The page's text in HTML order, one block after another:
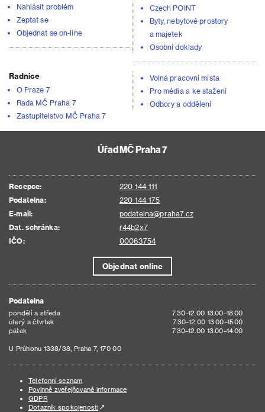
Nahlásit problém
Zeptat se
Objednat se on-line
Czech POINT
Byty, nebytové prostory
a majetek
Osobní doklady
Radnice
O Praze 7
Rada MČ Praha 7
Zastupitelstvo MČ Praha 7
Volná pracovní místa
Pro média a ke stažení
Odbory a oddělení
Úřad MČ Praha 7
Recepce:
220 144 111
Podatelna:
220 144 175
E-mail:
podatelna@praha7.cz
Dat. schránka:
r44b2x7
IČO:
00063754
Objednat online
Podatelna
pondělí a středa
7.30–12.00 13.00–18.00
úterý a čtvrtek
7.30–12.00 13.00–15.00
pátek
7.30–12.00 13.00–14.00
U Průhonu 1338/38, Praha 7, 170 00
Telefonní seznam
Povinně zveřejňované informace
GDPR
Dotazník spokojenosti